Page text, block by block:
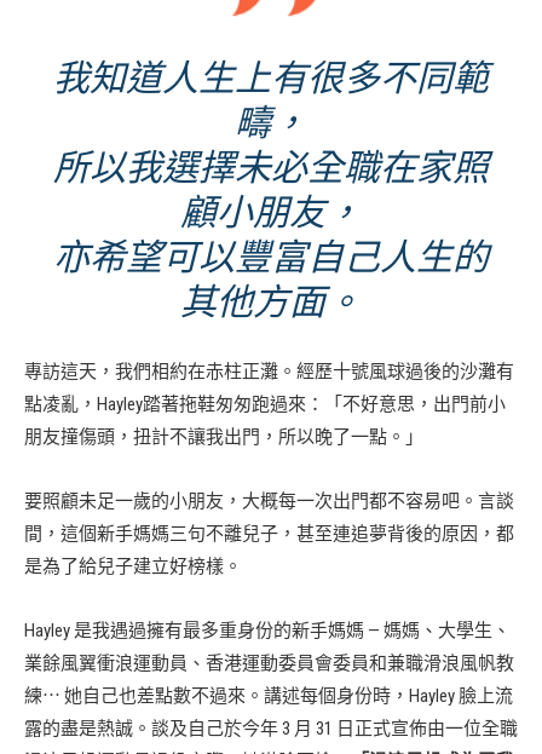
我知道人生上有很多不同範
疇，
所以我選擇未必全職在家照
顧小朋友，
亦希望可以豐富自己人生的
其他方面。
專訪這天，我們相約在赤柱正灘。經歷十號風球過後的沙灘有
點凌亂，Hayley踏著拖鞋匆匆跑過來：「不好意思，出門前小
朋友撞傷頭，扭計不讓我出門，所以晚了一點。」
要照顧未足一歲的小朋友，大概每一次出門都不容易吧。言談
間，這個新手媽媽三句不離兒子，甚至連追夢背後的原因，都
是為了給兒子建立好榜樣。
Hayley 是我遇過擁有最多重身份的新手媽媽 — 媽媽、大學生、
業餘風翼衝浪運動員、香港運動委員會委員和兼職滑浪風帆教
練⋯ 她自己也差點數不過來。講述每個身份時，Hayley 臉上流
露的盡是熱誠。談及自己於今年 3 月 31 日正式宣佈由一位全職